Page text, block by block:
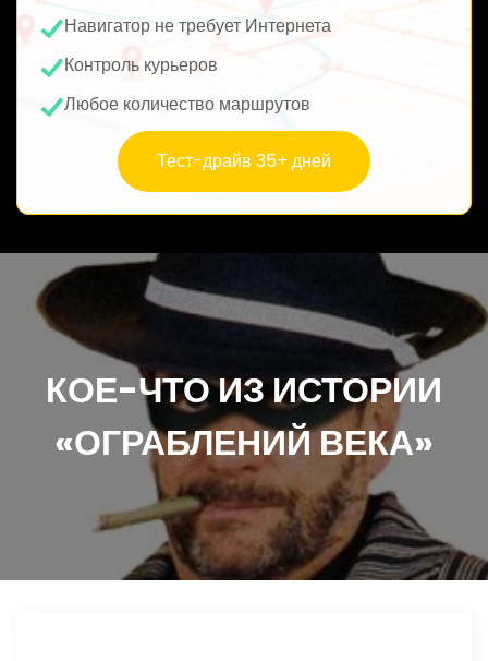
Навигатор не требует Интернета
Контроль курьеров
Любое количество маршрутов
Тест-драйв 35+ дней
КОЕ-ЧТО ИЗ ИСТОРИИ
«ОГРАБЛЕНИЙ ВЕКА»